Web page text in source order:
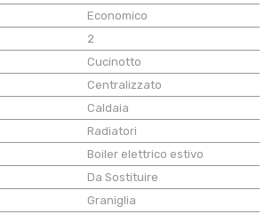
Economico
2
Cucinotto
Centralizzato
Caldaia
Radiatori
Boiler elettrico estivo
Da Sostituire
Graniglia